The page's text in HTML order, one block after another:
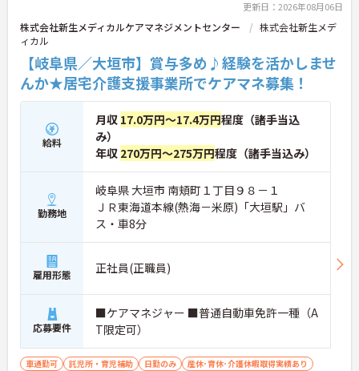
更新日：2026年08月06日
株式会社新生メディカルケアマネジメントセンター
株式会社新生メデ
ィカル
【岐阜県／大垣市】賞与多め♪経験を活かしませ
んか★居宅介護支援事業所でケアマネ募集！
給料
月収 17.0万円～17.4万円程度（諸手当込
み）
年収 270万円～275万円程度（諸手当込み）
勤務地
岐阜県 大垣市 南頬町１丁目９８－１
ＪＲ東海道本線(熱海－米原)「大垣駅」バ
ス・車8分
雇用形態 正社員(正職員)
応募要件
■ケアマネジャー ■普通自動車免許一種（A
T限定可）
車通勤可 託児所・育児補助 日勤のみ
産休･育休･介護休暇取得実績あり